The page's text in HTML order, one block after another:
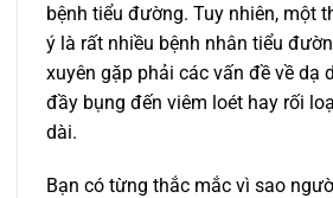
bệnh tiểu đường. Tuy nhiên, một
ý là rất nhiều bệnh nhân tiểu
xuyên gặp phải các vấn đề về dạ
đầy bụng đến viêm loét hay rối
dài.
Bạn có từng thắc mắc vì sao